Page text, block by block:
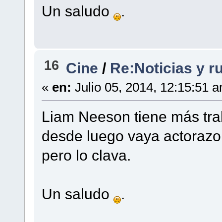
Un saludo .
16 Cine/ Re:Noticias y
« en: Julio 05, 2014, 12:15:51
Liam Neeson tiene más
desde luego vaya
pero lo clava.
Un saludo .